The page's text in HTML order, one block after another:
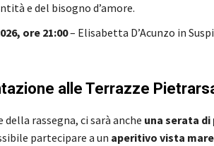
e del bisogno d’amore.
ore 21:00– Elisabetta D’Acunzo in
alle Terrazze
rassegna, ci sarà anche una serata di
partecipare a un aperitivo vista